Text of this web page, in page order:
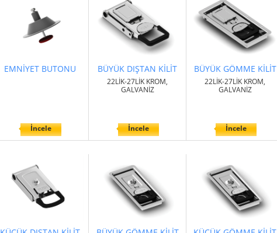
EMNİYET BUTONU
İncele
BÜYÜK DIŞTAN KİLİT
22LİK-27LİK KROM,
GALVANİZ
İncele
BÜYÜK GÖMME KİLİT
22LİK-27LİK KROM,
GALVANİZ
İncele